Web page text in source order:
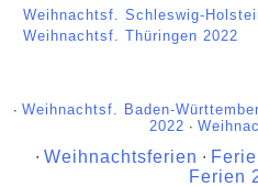
Weihnachtsf. Schleswig-
Weihnachtsf. Thüringen 2022
∙ Weihnachtsf. Baden-
2022 ∙
∙ Weihnachtsferien ∙
Ferien